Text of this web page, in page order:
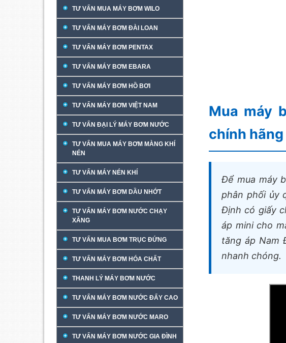
TƯ VẤN MUA MÁY BƠM WILO
TƯ VẤN MÁY BƠM ĐÀI LOAN
TƯ VẤN MÁY BƠM PENTAX
TƯ VẤN MÁY BƠM EBARA
TƯ VẤN MÁY BƠM HỒ BƠI
TƯ VẤN MÁY BƠM VIỆT NAM
TƯ VẤN ĐẠI LÝ MÁY BƠM NƯỚC
TƯ VẤN MUA MÁY BƠM MÀNG KHÍ
NÉN
TƯ VẤN MÁY NÉN KHÍ
TƯ VẤN MÁY BƠM DẦU NHỚT
TƯ VẤN MÁY BƠM NƯỚC CHẠY
XĂNG
TƯ VẤN MUA BƠM TRỤC ĐỨNG
TƯ VẤN MÁY BƠM HÓA CHẤT
THANH LÝ MÁY BƠM NƯỚC
TƯ VẤN MÁY BƠM NƯỚC ĐẨY CAO
TƯ VẤN MÁY BƠM NƯỚC MARO
TƯ VẤN MÁY BƠM NƯỚC GIA ĐÌNH
Mua máy
chính
Để mua máy
phân phối ủy
Định có giấy
áp mini cho
tăng áp Nam
nhanh chóng.